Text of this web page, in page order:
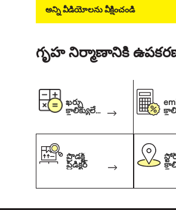
అన్ని వీడియోలను వీక్షించండి
గృహ నిర్మాణానికి
ఖర్చు
కాలిక్యులేట
ప్రొడక్ట్
ప్రిడిక్టర్